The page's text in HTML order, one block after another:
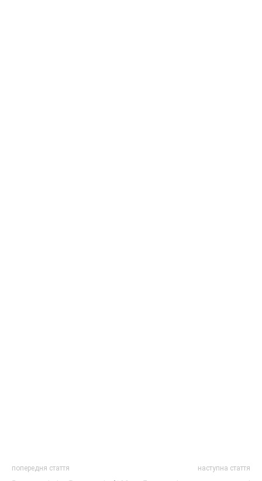
попередня стаття наступна стаття